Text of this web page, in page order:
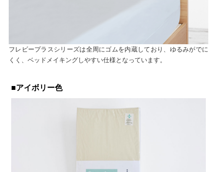
フレビープラスシリーズは全周にゴムを内蔵しており、ゆるみがでに
くく、ベッドメイキングしやすい仕様となっています。
■アイボリー色